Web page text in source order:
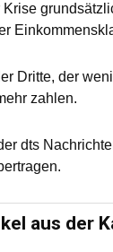
Dritte, der
zahlen.
dts
aus der